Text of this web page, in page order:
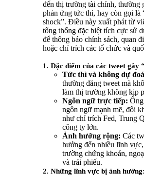
đến thị trường tài chính, thường
phản ứng tức thì, hay còn gọi là
shock”. Điều này xuất phát từ
tổng thống đặc biệt tích cực sử
để thông báo chính sách, quan
hoặc chỉ trích các tổ chức và
1. Đặc điểm của các tweet gây
Tức thì và không dự
thường đăng tweet mà
làm thị trường không kịp
Ngôn ngữ trực tiếp:
ngôn ngữ mạnh mẽ, đôi
như chỉ trích Fed, Trung
công ty lớn.
Ảnh hưởng rộng: Các
hưởng đến nhiều lĩnh
trường chứng khoán,
và trái phiếu.
2. Những lĩnh vực bị ảnh hưởng: